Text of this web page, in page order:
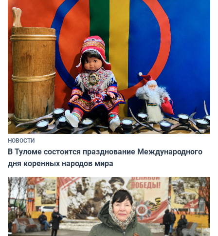
НОВОСТИ
В Туломе состоится празднование Международного
дня коренных народов мира